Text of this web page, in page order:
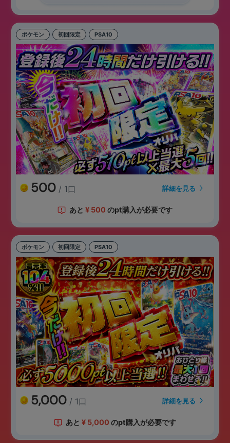
ポケモン 初回限定 PSA10
500 / 1口 詳細を見る
あと ¥ 500 のpt購入が必要です
ポケモン 初回限定 PSA10
5,000 / 1口 詳細を見る
あと ¥ 5,000 のpt購入が必要です